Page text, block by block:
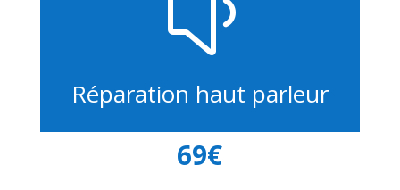
Réparation haut parleur
69€